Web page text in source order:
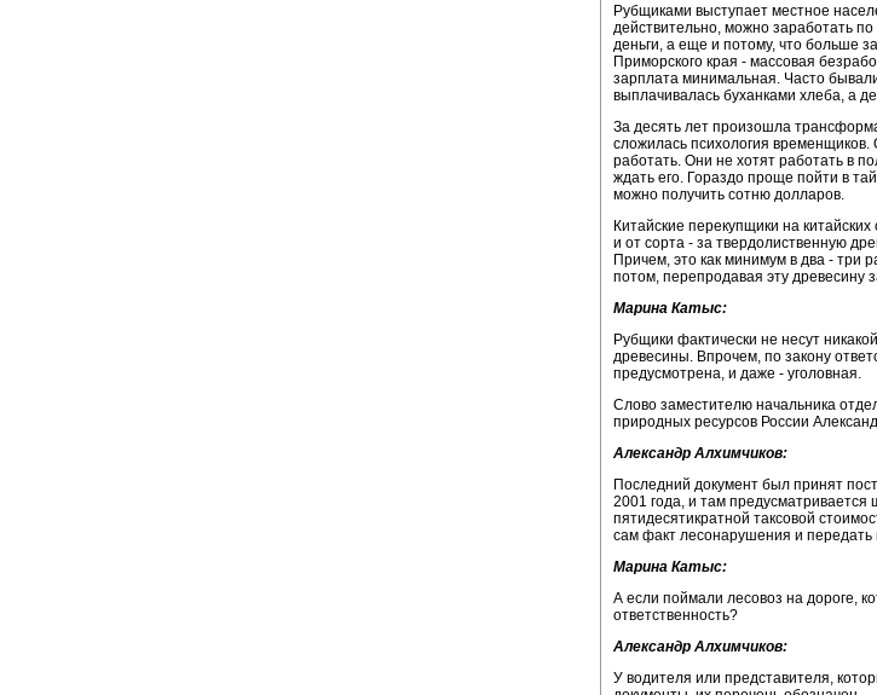
Рубщиками выступает местное
действительно, можно заработать
деньги, а еще и потому, что больше
Приморского края - массовая
зарплата минимальная. Часто
выплачивалась буханками хлеба, а
За десять лет произошла
сложилась психология
работать. Они не хотят работать в
ждать его. Гораздо проще пойти в
можно получить сотню долларов.
Китайские перекупщики на
и от сорта - за твердолиственную
Причем, это как минимум в два - три
потом, перепродавая эту древесину
Марина Катыс:
Рубщики фактически не несут
древесины. Впрочем, по закону
предусмотрена, и даже - уголовная.
Слово заместителю начальника
природных ресурсов России
Александр Алхимчиков:
Последний документ был принят
2001 года, и там
пятидесятикратной таксовой
сам факт лесонарушения и
Марина Катыс:
А если поймали лесовоз на дороге,
ответственность?
Александр Алхимчиков:
У водителя или представителя,